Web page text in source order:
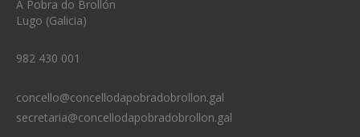
A Pobra do Brollón
Lugo (Galicia)
982 430 001
concello@concellodapobradobrollon.gal
secretaria@concellodapobradobrollon.gal